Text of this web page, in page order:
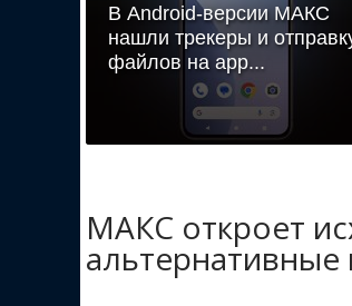
В Android-версии МАКС
нашли трекеры и
файлов на app...
МАКС откроет
альтернативные